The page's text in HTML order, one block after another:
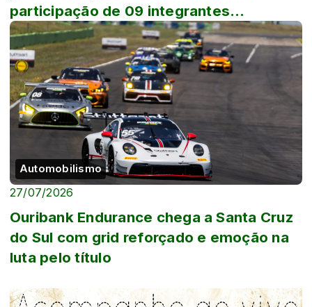
participação de 09 integrantes
femininas
Automobilismo
27/07/2026
Ouribank Endurance chega a Santa Cruz
do Sul com grid reforçado e emoção na
luta pelo título